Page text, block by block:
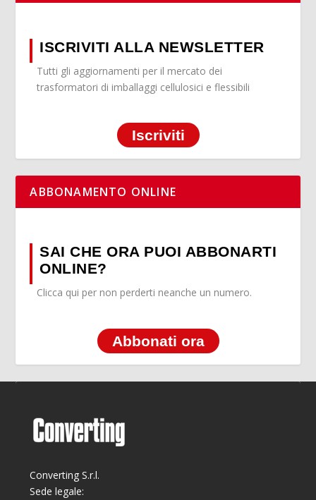
ISCRIVITI ALLA NEWSLETTER
Tutti gli aggiornamenti per il mercato dei
trasformatori di imballaggi cellulosici e flessibili
Iscriviti
ABBONAMENTO ONLINE
SAI CHE ORA PUOI ABBONARTI
ONLINE?
Clicca qui per non perderti neanche un numero.
Abbonati ora
Converting S.r.l.
Sede legale: